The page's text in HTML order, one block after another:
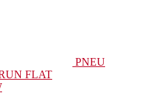
PNEU
FLAT